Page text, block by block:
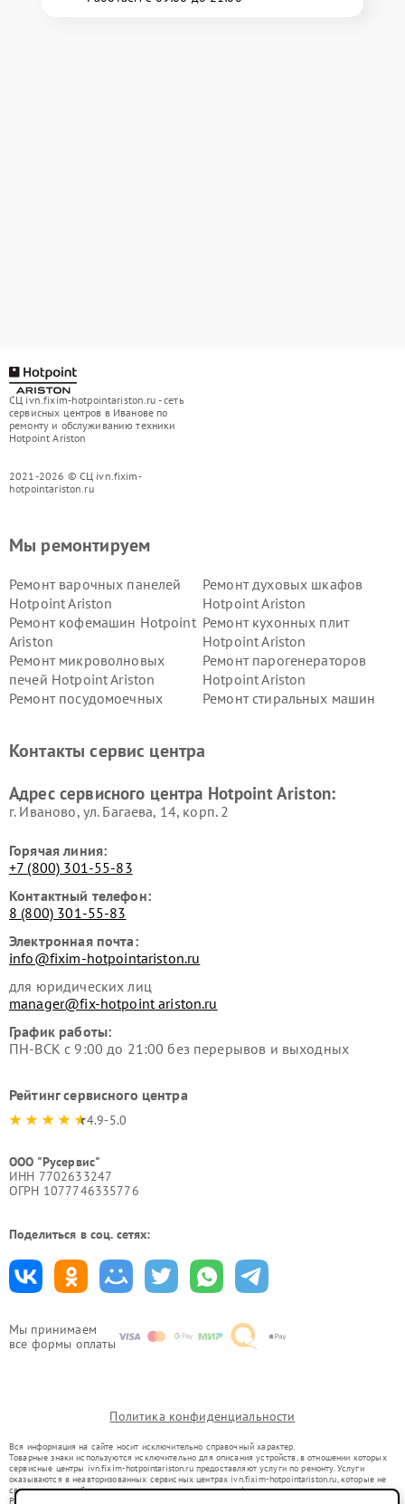
СЦ ivn.fixim-hotpointariston.ru - сеть
сервисных центров в Иванове по
ремонту и обслуживанию техники
Hotpoint Ariston
2021-2026 © СЦ ivn.fixim-
hotpointariston.ru
Мы принимаем
все формы оплаты
Мы ремонтируем
Ремонт варочных панелей
Hotpoint Ariston
Ремонт духовых шкафов
Hotpoint Ariston
Ремонт кофемашин Hotpoint
Ariston
Ремонт кухонных плит
Hotpoint Ariston
Ремонт микроволновых
печей Hotpoint Ariston
Ремонт парогенераторов
Hotpoint Ariston
Ремонт посудомоечных
Ремонт стиральных машин
Hotpoint Ariston
Hotpoint Ariston
Ariston
Hotpoint Ariston
Контакты сервис центра
Адрес сервисного центра Hotpoint Ariston:
г. Иваново, ул. Багаева, 14, корп. 2
Горячая линия:
+7 (800) 301-55-83
Контактный телефон:
8 (800) 301-55-83
Электронная почта:
info@fixim-hotpointariston.ru
для юридических лиц
manager@fix-hotpoint ariston.ru
График работы:
ПН-ВСК с 9:00 до 21:00 без перерывов и выходных
Рейтинг сервисного центра
4.9-5.0
ООО "Русервис"
ИНН 7702633247
ОГРН 1077746335776
Поделиться в соц. сетях:
Политика конфиденциальности
Вся информация на сайте носит исключительно справочный характер.
Товарные знаки используются исключительно для описания устройств, в отношении которых
сервисные центры ivn.fixim-hotpointariston.ru предоставляют услуги по ремонту. Услуги
оказываются в неавторизованных сервисных центрах ivn.fixim-hotpointariston.ru, которые не
связаны с правообладателями товарных знаков или их официальными представителями.
Ремонт осуществляется для устройств, уже введенных в гражданский оборот в соответствии